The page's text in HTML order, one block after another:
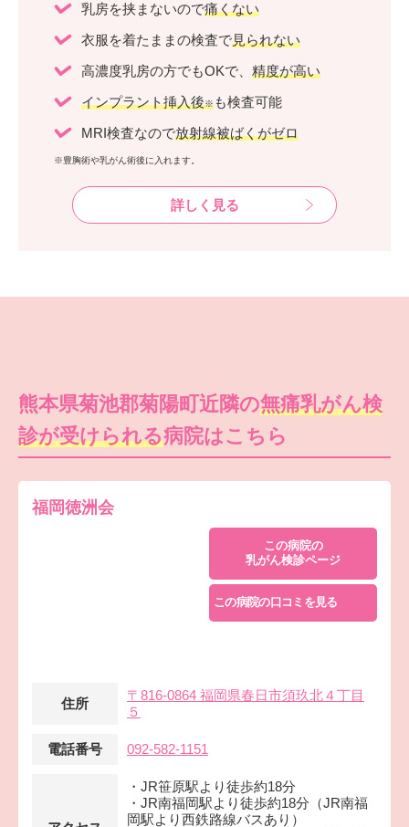
乳房を挟まないので痛くない
衣服を着たままの検査で見られない
高濃度乳房の方でもOKで、 精度が高い
インプラント挿入後※ も検査可能
MRI検査なので放射線被ばくがゼロ
※豊胸術や乳がん術後に入れます。
詳しく見る
熊本県菊池郡菊陽町近隣の無痛乳がん検
診が受けられる病院はこちら
福岡徳洲会
この病院の
乳がん検診ページ
この病院の口コミを見る
住所
〒816-0864 福岡県春日市須玖北４丁目
５
電話番号 092-582-1151
・JR笹原駅より徒歩約18分
・JR南福岡駅より徒歩約18分（JR南福
岡駅より西鉄路線バスあり）